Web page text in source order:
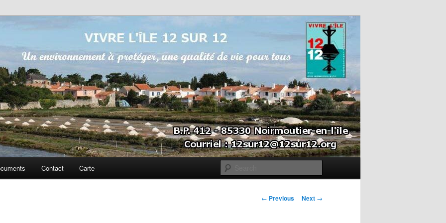
12
Contact Carte
Post navigation
← Previous Next →